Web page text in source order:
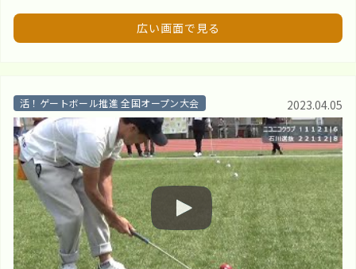
広い画面で見る
活！ゲートボール推進 全国オープン大会 2023.04.05